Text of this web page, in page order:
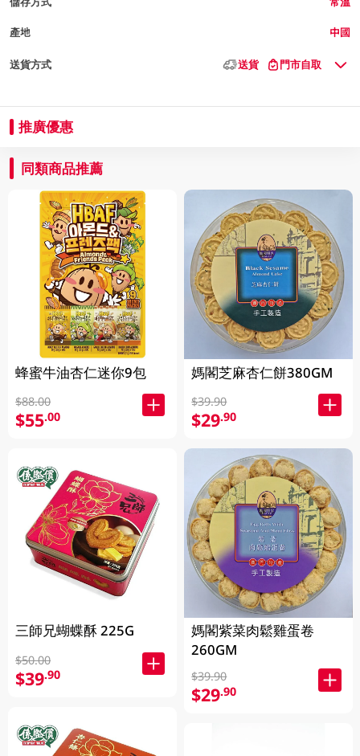
產地 中國
送貨方式 送貨 門市自取
推廣優惠
同類商品推薦
蜂蜜牛油杏仁迷你9包
$88.00
$55.00
三師兄蝴蝶酥 225G
$50.00
$39.90
媽閣芝麻杏仁餅380GM
$39.90
$29.90
媽閣紫菜肉鬆雞蛋卷
260GM
$39.90
$29.90